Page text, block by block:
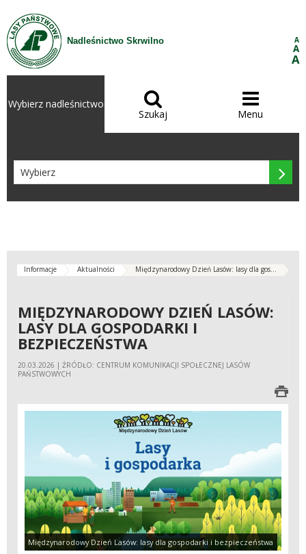
Przejdź do treści
Nadleśnictwo Skrwilno A
A
A
Wybierz nadleśnictwo 
Szukaj

Menu

Informacje Aktualności Międzynarodowy Dzień Lasów: lasy dla gos...
MIĘDZYNARODOWY DZIEŃ LASÓW:
LASY DLA GOSPODARKI I
BEZPIECZEŃSTWA
20.03.2026 | ŹRÓDŁO: CENTRUM KOMUNIKACJI SPOŁECZNEJ LASÓW
PAŃSTWOWYCH
Międzynarodowy Dzień Lasów: lasy dla gospodarki i bezpieczeństwa